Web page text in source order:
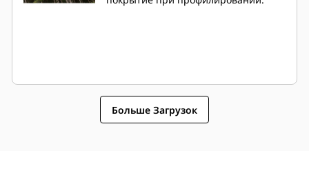
Больше Загрузок